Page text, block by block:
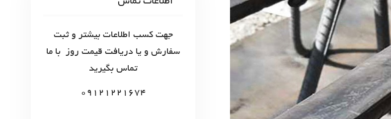
جهت کسب اطلاعات بیشتر و ثبت
سفارش و یا دریافت قیمت روز با ما
تماس بگیرید
09121221674